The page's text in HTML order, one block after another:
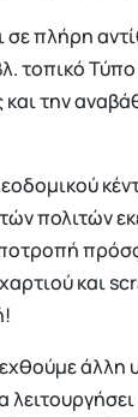
πλήρη
τοπικό Τύπο
την
πολιτών
και
άλλη